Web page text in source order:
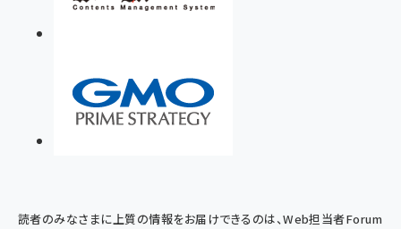
読者のみなさまに上質の情報をお届けできるのは、Web担当者Forum